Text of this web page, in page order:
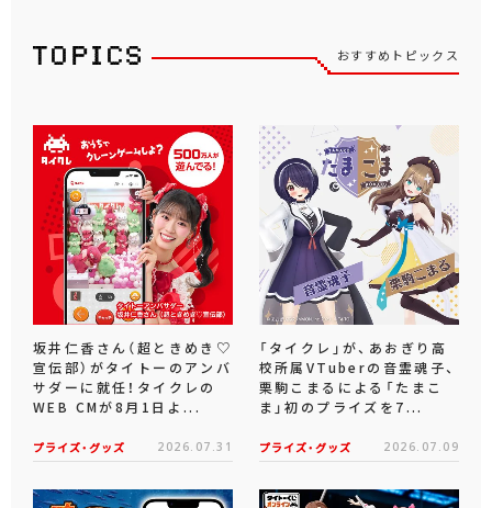
おすすめトピックス
坂井仁香さん（超ときめき♡
宣伝部）がタイトーのアンバ
サダーに就任！タイクレの
WEB CMが8月1日よ...
プライズ・グッズ 2026.07.31
「タイクレ」が、あおぎり高
校所属VTuberの音霊魂子、
栗駒こまるによる「たまこ
ま」初のプライズを7...
プライズ・グッズ 2026.07.09